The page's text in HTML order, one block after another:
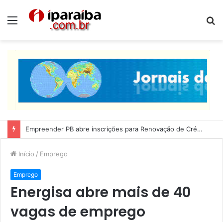
Menu
Lucas Ribeiro inspeciona obras da última etapa do Centro de Convenções
Início / Emprego
Emprego
Energisa abre mais de 40
vagas de emprego